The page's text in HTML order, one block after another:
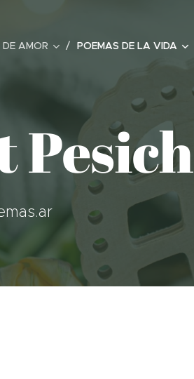
AMOR POEMAS DE LA VIDA
Pesich